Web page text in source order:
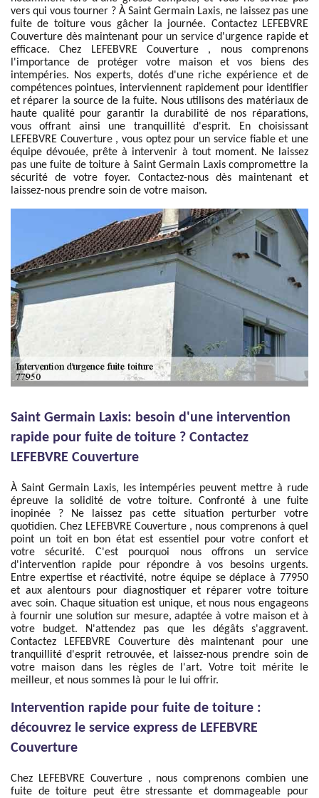
vers qui vous tourner ? À Saint Germain Laxis, ne laissez pas une
fuite de toiture vous gâcher la journée. Contactez LEFEBVRE
Couverture dès maintenant pour un service d'urgence rapide et
efficace. Chez LEFEBVRE Couverture , nous comprenons
l'importance de protéger votre maison et vos biens des
intempéries. Nos experts, dotés d'une riche expérience et de
compétences pointues, interviennent rapidement pour identifier
et réparer la source de la fuite. Nous utilisons des matériaux de
haute qualité pour garantir la durabilité de nos réparations,
vous offrant ainsi une tranquillité d'esprit. En choisissant
LEFEBVRE Couverture , vous optez pour un service fiable et une
équipe dévouée, prête à intervenir à tout moment. Ne laissez
pas une fuite de toiture à Saint Germain Laxis compromettre la
sécurité de votre foyer. Contactez-nous dès maintenant et
laissez-nous prendre soin de votre maison.
Saint Germain Laxis: besoin d'une intervention
rapide pour fuite de toiture ? Contactez
LEFEBVRE Couverture
À Saint Germain Laxis, les intempéries peuvent mettre à rude
épreuve la solidité de votre toiture. Confronté à une fuite
inopinée ? Ne laissez pas cette situation perturber votre
quotidien. Chez LEFEBVRE Couverture , nous comprenons à quel
point un toit en bon état est essentiel pour votre confort et
votre sécurité. C'est pourquoi nous offrons un service
d'intervention rapide pour répondre à vos besoins urgents.
Entre expertise et réactivité, notre équipe se déplace à 77950
et aux alentours pour diagnostiquer et réparer votre toiture
avec soin. Chaque situation est unique, et nous nous engageons
à fournir une solution sur mesure, adaptée à votre maison et à
votre budget. N'attendez pas que les dégâts s'aggravent.
Contactez LEFEBVRE Couverture dès maintenant pour une
tranquillité d'esprit retrouvée, et laissez-nous prendre soin de
votre maison dans les règles de l'art. Votre toit mérite le
meilleur, et nous sommes là pour le lui offrir.
Intervention rapide pour fuite de toiture :
découvrez le service express de LEFEBVRE
Couverture
Chez LEFEBVRE Couverture , nous comprenons combien une
fuite de toiture peut être stressante et dommageable pour